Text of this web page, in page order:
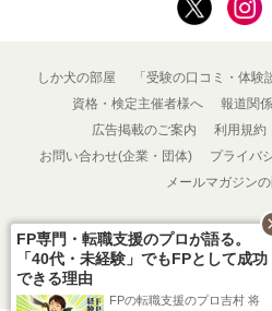
しか犬の部屋 「受験の口コミ・体験
資格・検定主催者様へ
報道関
広告掲載のご案内
利用規約
お問い合わせ(企業・団体)
プライバ
メールマガジン
FP専門・転職支援のプロが語る。
「40代・未経験」でもFPとして成功
できる理由
FPの転職支援のプロ吉村 将